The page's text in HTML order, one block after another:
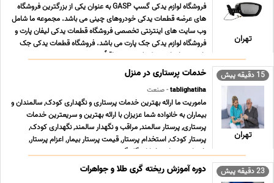
تهران
فروشگاه لوازم یدکی گسپ GASP به عنوان یکی از بزرگترین فروشگاه
های عرضه قطعات یدکی خودروهای چینی می باشد. مجموعه ما شامل
وب سایت های اینترنتی تخصصی فروشگاه قطعات یدکی لیفان پارت و
فروشگاه لوازم یدکی جک پارت می باشد. فروشگاه قطعات یدکی جک
پارت همراه با رشد تکنولوژی و متعاقباً سرعت ت ... ...
15 دقیقه پیش
تهران
خدمات پرستاری در منزل
tablighatiha- صنعت
ماموریت ما ارائه بهترین خدمات پرستاری و نگهداری کودک, سالمندان و
بیماران به خانواده شما عزیزان با ارائه بهترین و سریعترین خدمات
پرستاری, پرستار سالمند, مراقب و نگهدار سالمند, نگهداری کودک,
پرستار کودک, استخدام پرستار, قیمت پرستار بیمار, اعزام پرستار,
خدمات پرستاری خیابان گلبرگ, ش ... ...
23 دقیقه پیش دوره آموزش ریخته گری طلا و جواهرات